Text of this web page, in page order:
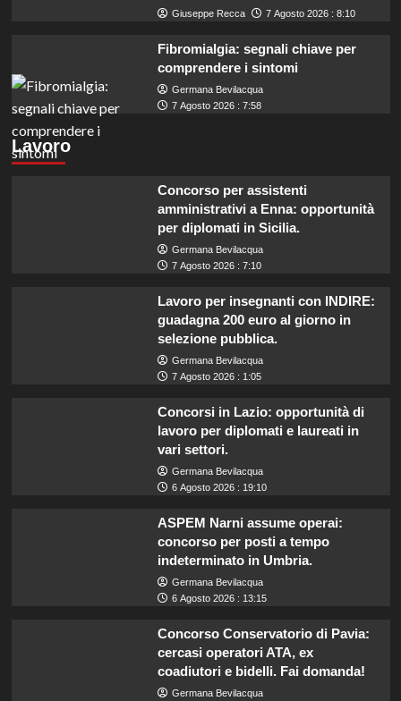
Giuseppe Recca 7 Agosto 2026 : 8:10
Fibromialgia: segnali chiave per
comprendere i sintomi
Germana Bevilacqua
7 Agosto 2026 : 7:58
Lavoro
Concorso per assistenti
amministrativi a Enna: opportunità
per diplomati in Sicilia.
Germana Bevilacqua
7 Agosto 2026 : 7:10
Lavoro per insegnanti con INDIRE:
guadagna 200 euro al giorno in
selezione pubblica.
Germana Bevilacqua
7 Agosto 2026 : 1:05
Concorsi in Lazio: opportunità di
lavoro per diplomati e laureati in
vari settori.
Germana Bevilacqua
6 Agosto 2026 : 19:10
ASPEM Narni assume operai:
concorso per posti a tempo
indeterminato in Umbria.
Germana Bevilacqua
6 Agosto 2026 : 13:15
Concorso Conservatorio di Pavia:
cercasi operatori ATA, ex
coadiutori e bidelli. Fai domanda!
Germana Bevilacqua